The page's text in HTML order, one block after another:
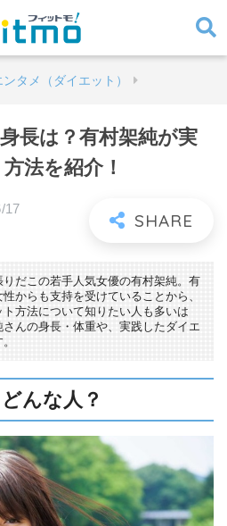
ンタメ（ダイエット）
長は？有村架純が実
法を紹介！
17
だこの若手人気女優の有村架純。有
からも支持を受けていることから、
方法について知りたい人も多いは
んの身長・体重や、実践したダイエ
んな人？